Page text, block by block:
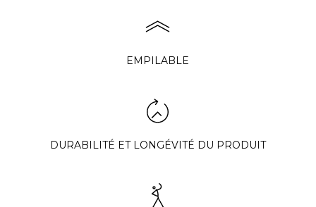
EMPILABLE
DURABILITÉ ET LONGÉVITÉ DU PRODUIT